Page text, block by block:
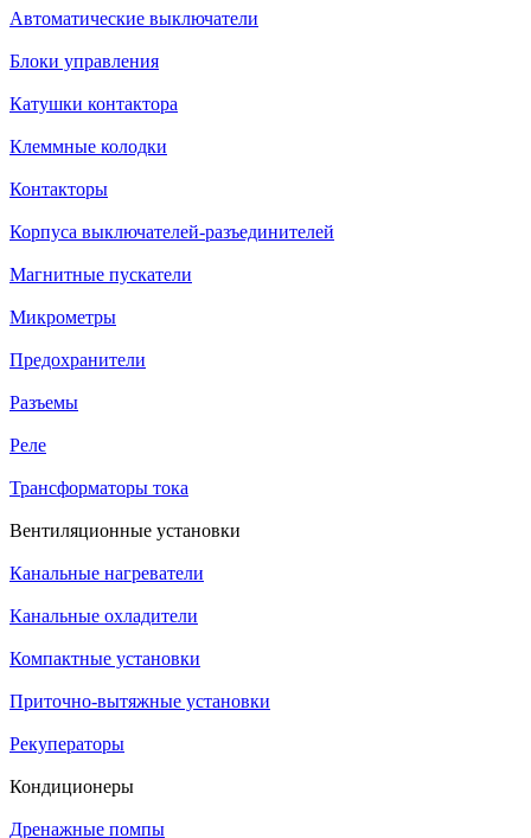
Автоматические выключатели
Блоки управления
Катушки контактора
Клеммные колодки
Контакторы
Корпуса выключателей-разъединителей
Магнитные пускатели
Микрометры
Предохранители
Разъемы
Реле
Трансформаторы тока
Вентиляционные установки
Канальные нагреватели
Канальные охладители
Компактные установки
Приточно-вытяжные установки
Рекуператоры
Кондиционеры
Дренажные помпы